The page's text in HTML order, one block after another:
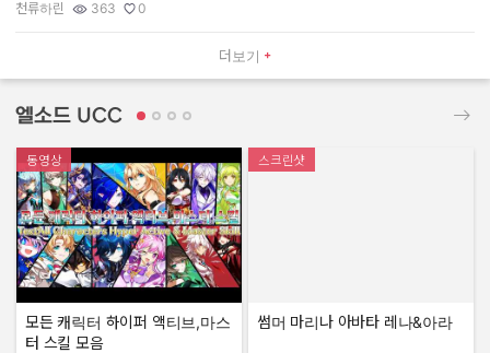
더보기
작성자:
천류하린
조회수:
363
추천수:
0
엘소드 UCC
동영상
모든 캐릭터 하이퍼 액티브,마스
터 스킬 모음
스크린샷
썸머 마리나 아바타 레나&아라